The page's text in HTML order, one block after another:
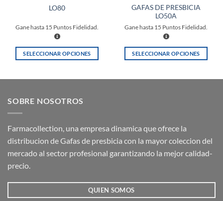
LO80
Gane hasta 15 Puntos Fidelidad.
SELECCIONAR OPCIONES
variantes.
opciones
se
elegir
GAFAS DE PRESBICIA
LO50A
Gane hasta 15 Puntos Fidelidad.
SELECCIONAR OPCIONES
opciones
elegir
SOBRE NOSOTROS
Farmacollection, una empresa dinamica que ofrece la
distribucion de Gafas de presbicia con la mayor coleccion del
mercado al sector profesional garantizando la mejor calidad-
precio.
QUIEN SOMOS